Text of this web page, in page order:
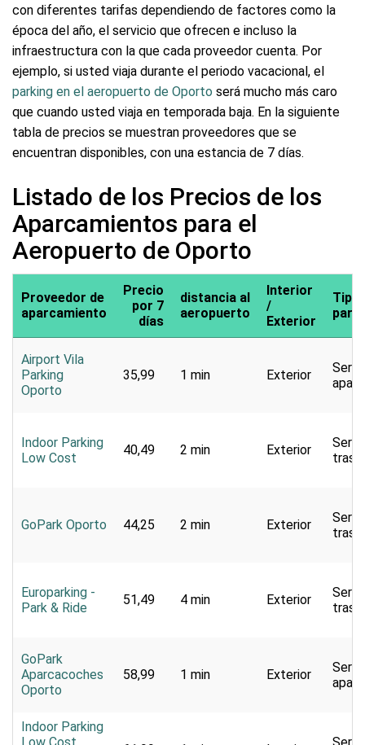
con diferentes tarifas dependiendo de factores como la
época del año, el servicio que ofrecen e incluso la
infraestructura con la que cada proveedor cuenta. Por
ejemplo, si usted viaja durante el periodo vacacional, el
parking en el aeropuerto de Oporto será mucho más caro
que cuando usted viaja en temporada baja. En la siguiente
tabla de precios se muestran proveedores que se
encuentran disponibles, con una estancia de 7 días.
Listado de los Precios de los
Aparcamientos para el
Aeropuerto de Oporto
Proveedor de
aparcamiento
Precio
por 7
días
distancia al
aeropuerto
Interior
/
Exterior
Tipo
Airport Vila
Parking
Oporto
35,99 1 min Exterior
Indoor Parking
Low Cost
40,49 2 min Exterior
GoPark Oporto 44,25 2 min Exterior
Europarking -
Park & Ride
51,49 4 min Exterior
GoPark
Aparcacoches
Oporto
58,99 1 min Exterior
Indoor Parking